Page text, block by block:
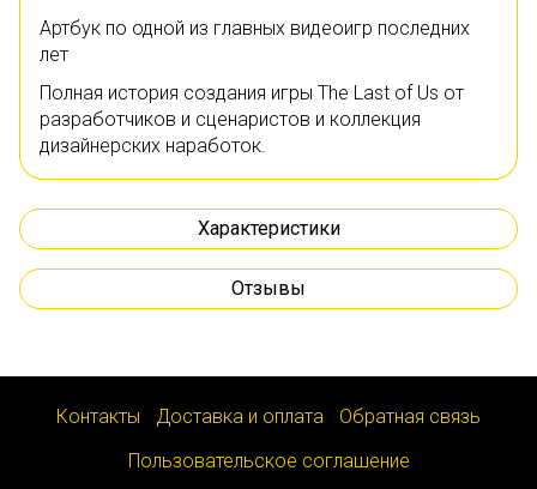
Артбук по одной из главных видеоигр последних
лет
Полная история создания игры The Last of Us от
разработчиков и сценаристов и коллекция
дизайнерских наработок.
Характеристики
Отзывы
Контакты Доставка и оплата
Обратная связь
Пользовательское соглашение